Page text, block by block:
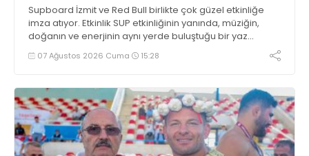
Supboard İzmit ve Red Bull birlikte çok güzel etkinliğe
imza atıyor. Etkinlik SUP etkinliğinin yanında, müziğin,
doğanın ve enerjinin aynı yerde buluştuğu bir yaz
deneyimini de buluşturuyor.
07 Ağustos 2026 Cuma 15:28